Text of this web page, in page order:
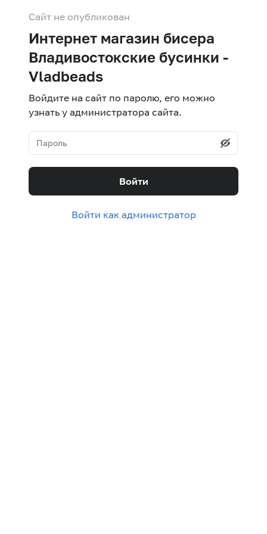
Сайт не опубликован
Интернет магазин бисера
Владивостокские бусинки -
Vladbeads
Войдите на сайт по паролю, его можно
узнать у администратора сайта.
Войти
Войти как администратор